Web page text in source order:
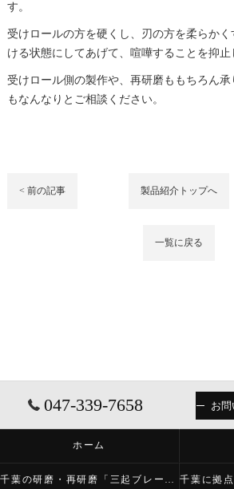
す。
受けロールの方を硬くし、刃の方を柔らか
ける状態にしてあげて、喧嘩することを抑止
受けロール側の製作や、再研磨ももちろん
もなんなりとご相談ください。
< 前の記事 製品紹介トップへ
一覧に戻る
047-339-7658 お
ホーム
千葉の研磨・再研磨「三起ブレード株式会社」について